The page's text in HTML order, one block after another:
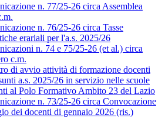
n. 77/25-26 circa Assemblea
n. 76/25-26 circa Tasse
erariali per l'a.s. 2025/26
n. 74 e 75/25-26 (et al.) circa
c.m.
di avvio attività di formazione docenti
a.s. 2025/26 in servizio nelle scuole
al Polo Formativo Ambito 23 del Lazio
n. 73/25-26 circa Convocazione
dei docenti di gennaio 2026 (ris.)